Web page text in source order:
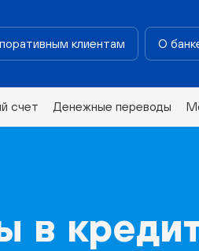
клиентам О
счет Денежные переводы
в